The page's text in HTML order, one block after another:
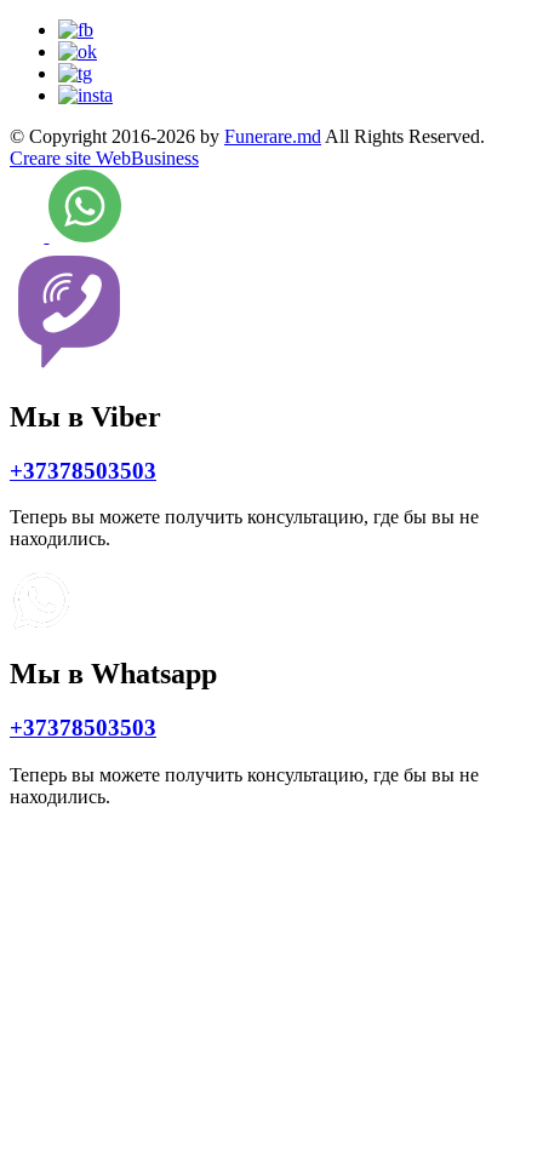
© Copyright 2016-2026 by Funerare.md All Rights Reserved.
Creare site WebBusiness
Мы в Viber
+37378503503
Теперь вы можете получить консультацию, где бы вы не
находились.
Мы в Whatsapp
+37378503503
Теперь вы можете получить консультацию, где бы вы не
находились.